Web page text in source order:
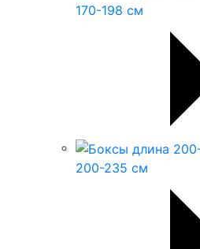
170-198 см
200-235 см